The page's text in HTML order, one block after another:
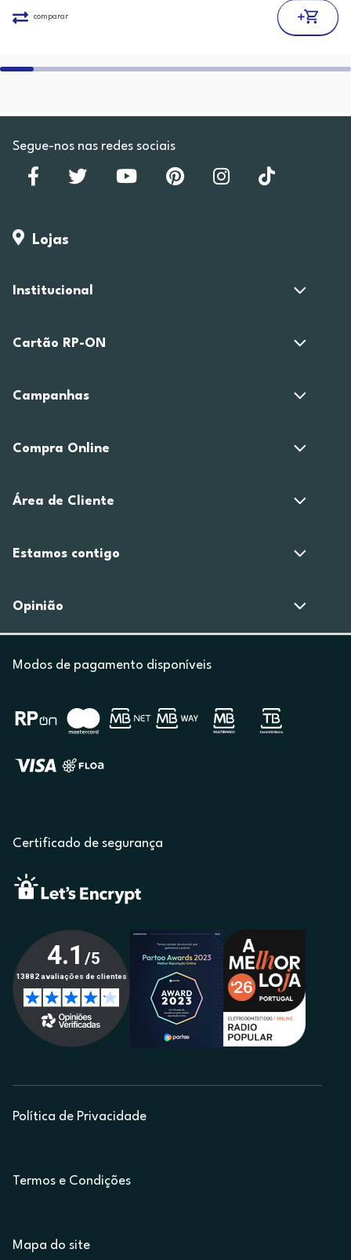
comparar
Segue-nos nas redes sociais
Lojas
Institucional
Cartão RP-ON
Campanhas
Compra Online
Área de Cliente
Estamos contigo
Opinião
Modos de pagamento disponíveis
Certificado de segurança
Política de Privacidade
Termos e Condições
Mapa do site